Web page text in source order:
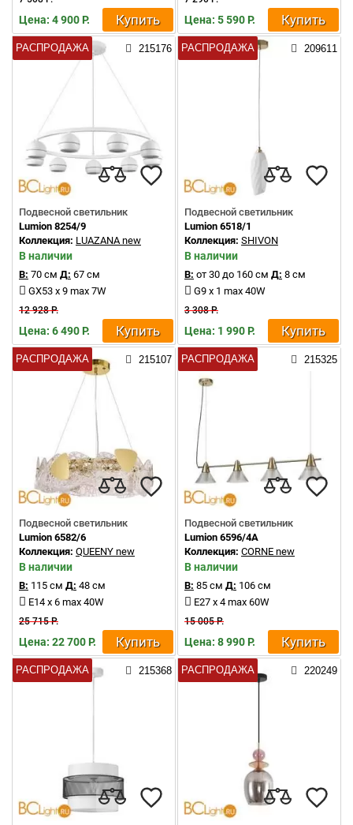
Цена: 4 900 Р. Купить Цена: 5 590 Р. Купить
РАСПРОДАЖА 215176
Подвесной светильник
Lumion 8254/9
Коллекция: LUAZANA new
В наличии
В: 70 см Д: 67 см
GX53 x 9 max 7W
12 928 Р.
Цена: 6 490 Р. Купить
РАСПРОДАЖА 209611
Подвесной светильник
Lumion 6518/1
Коллекция: SHIVON
В наличии
В: от 30 до 160 см Д: 8 см
G9 x 1 max 40W
3 308 Р.
Цена: 1 990 Р. Купить
РАСПРОДАЖА 215107
Подвесной светильник
Lumion 6582/6
Коллекция: QUEENY new
В наличии
В: 115 см Д: 48 см
E14 x 6 max 40W
25 715 Р.
Цена: 22 700 Р. Купить
РАСПРОДАЖА 215325
Подвесной светильник
Lumion 6596/4A
Коллекция: CORNE new
В наличии
В: 85 см Д: 106 см
E27 x 4 max 60W
15 005 Р.
Цена: 8 990 Р. Купить
РАСПРОДАЖА 215368 РАСПРОДАЖА 220249